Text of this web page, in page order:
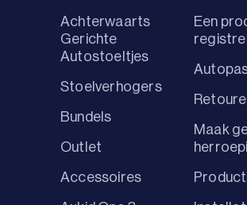
Achterwaarts
Gerichte
Autostoeltjes
Stoelverhogers
Bundels
Outlet
Accessoires
Een
Maak